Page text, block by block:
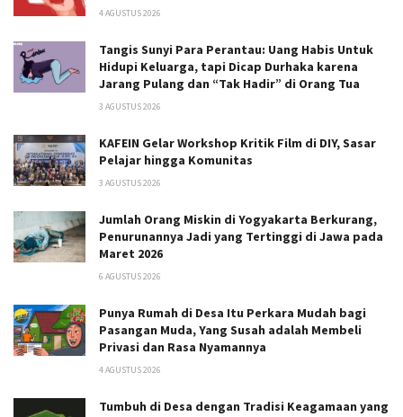
4 AGUSTUS 2026
Tangis Sunyi Para Perantau: Uang Habis Untuk
Hidupi Keluarga, tapi Dicap Durhaka karena
Jarang Pulang dan “Tak Hadir” di Orang Tua
3 AGUSTUS 2026
KAFEIN Gelar Workshop Kritik Film di DIY, Sasar
Pelajar hingga Komunitas
3 AGUSTUS 2026
Jumlah Orang Miskin di Yogyakarta Berkurang,
Penurunannya Jadi yang Tertinggi di Jawa pada
Maret 2026
6 AGUSTUS 2026
Punya Rumah di Desa Itu Perkara Mudah bagi
Pasangan Muda, Yang Susah adalah Membeli
Privasi dan Rasa Nyamannya
4 AGUSTUS 2026
Tumbuh di Desa dengan Tradisi Keagamaan yang